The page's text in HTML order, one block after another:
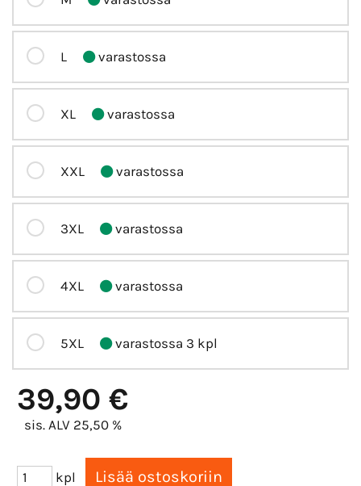
L varastossa
XL varastossa
XXL varastossa
3XL varastossa
4XL varastossa
5XL varastossa 3 kpl
39,90 €
sis. ALV 25,50 %
kpl